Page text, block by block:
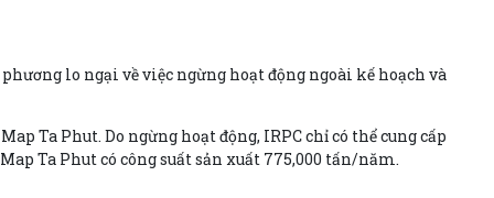
lo ngại về việc ngừng hoạt động ngoài kế hoạch và
Ta Phut. Do ngừng hoạt động, IRPC chỉ có thể cung cấp
Ta Phut có công suất sản xuất 775,000 tấn/năm.